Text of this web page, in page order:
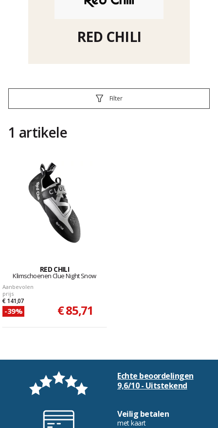
RED CHILI
Filter
1 artikele
RED CHILI
Klimschoenen Clue Night Snow
Aanbevolen
prijs
€ 141,07
-39% € 85,71
Echte beoordelingen
9,6/10 - Uitstekend
Veilig betalen
met kaart